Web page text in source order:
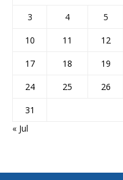
3
4 5
10
11 12
17
18 19
24
25 26
31
« Jul